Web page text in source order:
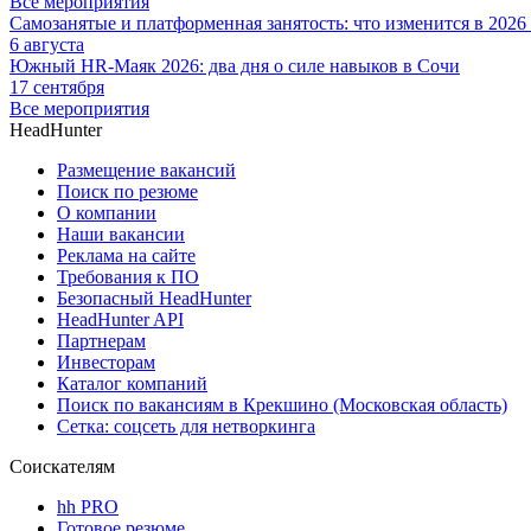
Самозанятые и платформенная занятость: что изменится в 2026
6 августа
Южный HR-Маяк 2026: два дня о силе навыков в Сочи
17 сентября
Все мероприятия
HeadHunter
Размещение вакансий
Поиск по резюме
О компании
Наши вакансии
Реклама на сайте
Требования к ПО
Безопасный HeadHunter
HeadHunter API
Партнерам
Инвесторам
Каталог компаний
Поиск по вакансиям в Крекшино (Московская область)
Сетка: соцсеть для нетворкинга
Соискателям
hh PRO